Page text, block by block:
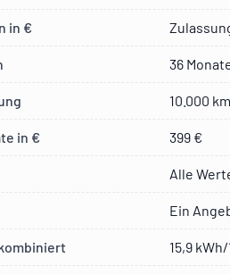
in €
36
10.000 km
in € 399 €
Alle
Ein
15,9